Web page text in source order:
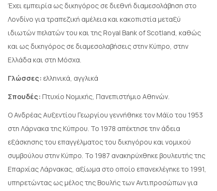
Έχει εμπειρία ως δικηγόρος σε διεθνή διαμεσολάβηση στο
Λονδίνο για τραπεζική αμέλεια και κακοπιστία μεταξύ
ιδιωτών πελατών του και της Royal Bank of Scotland, καθώς
και ως δικηγόρος σε διαμεσολαβήσεις στην Κύπρο, στην
Ελλάδα και στη Μόσχα.
Γλώσσες: ελληνικά, αγγλικά
Σπουδές: Πτυχίο Νομικής, Πανεπιστήμιο Αθηνών.
Ο Ανδρέας Αυξεντίου Γεωργίου γεννήθηκε τον Μάϊο του 1953
στη Λάρνακα της Κύπρου. Το 1978 απέκτησε την άδεια
εξάσκησης του επαγγέλματος του δικηγόρου και νομικού
συμβούλου στην Κύπρο. Το 1987 ανακηρύχθηκε βουλευτής της
Επαρχίας Λάρνακας, αξίωμα στο οποίο επανεκλέγηκε το 1991,
υπηρετώντας ως μέλος της Βουλής των Αντιπροσώπων για